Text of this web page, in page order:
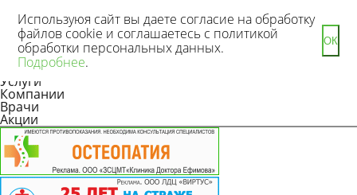
Новости
Статьи
Услуги
Компании
Врачи
Акции
Используюя сайт вы даете согласие на обработку
файлов cookie и соглашаетесь с политикой
обработки персональных данных.
Подробнее.
ОК